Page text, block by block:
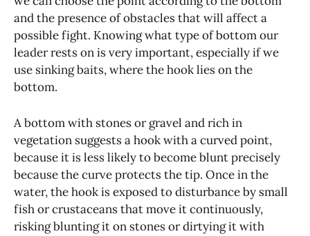
and the presence of obstacles that will affect a
possible fight. Knowing what type of bottom our
leader rests on is very important, especially if we
use sinking baits, where the hook lies on the
bottom.
A bottom with stones or gravel and rich in
vegetation suggests a hook with a curved point,
because it is less likely to become blunt precisely
because the curve protects the tip. Once in the
water, the hook is exposed to disturbance by small
fish or crustaceans that move it continuously,
risking blunting it on stones or dirtying it with